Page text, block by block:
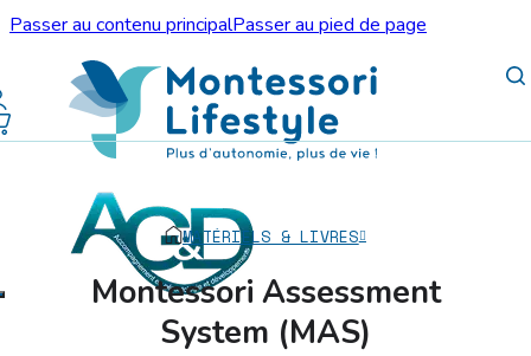
Passer au contenu principalPasser au pied de page
MATÉRIELS & LIVRES
Montessori Assessment
System (MAS)